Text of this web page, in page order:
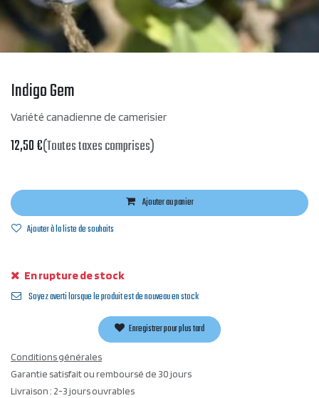
Indigo Gem
Variété canadienne de camerisier
12,50€(Toutes taxes comprises)
Ajouter au panier
Ajouter à la liste de souhaits
En rupture de stock
Soyez averti lorsque le produit est de nouveau en stock
Enregistrer pour plus tard
Conditions générales
Garantie satisfait ou remboursé de 30 jours
Livraison : 2-3 jours ouvrables